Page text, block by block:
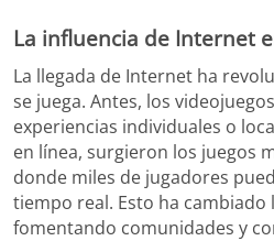
La influencia de Internet
La llegada de Internet ha
se juega. Antes, los
experiencias individuales o
en línea, surgieron los juegos
donde miles de jugadores
tiempo real. Esto ha cambiado
fomentando comunidades y